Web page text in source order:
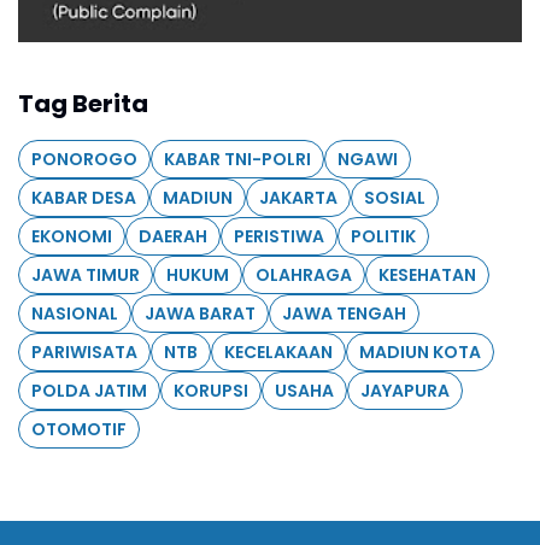
Tag Berita
PONOROGO KABAR TNI-POLRI
NGAWI
KABAR DESA
MADIUN JAKARTA
SOSIAL
EKONOMI
DAERAH PERISTIWA
POLITIK
JAWA TIMUR
HUKUM OLAHRAGA
KESEHATAN
NASIONAL
JAWA BARAT
JAWA TENGAH
PARIWISATA
NTB KECELAKAAN
MADIUN KOTA
POLDA JATIM
KORUPSI USAHA
JAYAPURA
OTOMOTIF